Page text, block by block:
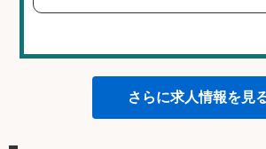
さらに求人情報を見